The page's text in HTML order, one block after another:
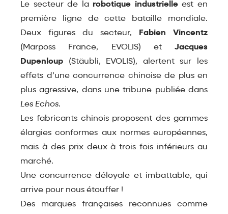
Le secteur de la robotique industrielleest en
première ligne de cette bataille mondiale.
Deux figures du secteur, Fabien Vincentz
(Marposs France, EVOLIS) et Jacques
Dupenloup (Stäubli, EVOLIS), alertent sur les
effets d’une concurrence chinoise de plus en
plus agressive, dans une tribune publiée dans
Les Echos.
Les fabricants chinois proposent des gammes
élargies conformes aux normes européennes,
mais à des prix deux à trois fois inférieurs au
marché.
Une concurrence déloyale et imbattable, qui
arrive pour nous étouffer !
Des marques françaises reconnues comme